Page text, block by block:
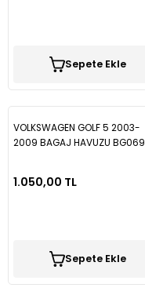
Sepete Ekle
VOLKSWAGEN GOLF 5 2003-
2009 BAGAJ HAVUZU BG069
1.050,00 TL
Sepete Ekle